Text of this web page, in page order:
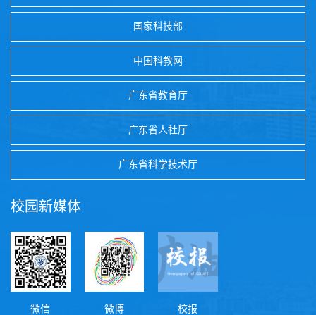
国家科技部
中国科教网
广东省教育厅
广东省人社厅
广东省科学技术厅
校园新媒体
微信 微博 校报